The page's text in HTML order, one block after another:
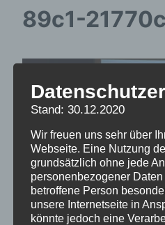
89c1-
Stand: 30.12.2020
Wir freuen uns sehr über
Webseite. Eine Nutzung
grundsätzlich ohne jede
personenbezogener
betroffene Person
unsere Internetseite in
könnte jedoch eine